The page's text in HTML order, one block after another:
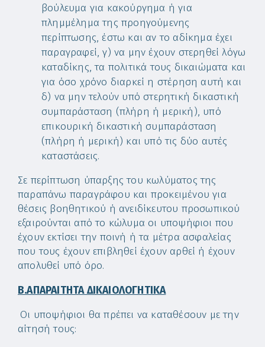
βούλευμα για κακούργημα ή για
πλημμέλημα της προηγούμενης
περίπτωσης, έστω και αν το αδίκημα έχει
παραγραφεί, γ) να μην έχουν στερηθεί λόγω
καταδίκης, τα πολιτικά τους δικαιώματα και
για όσο χρόνο διαρκεί η στέρηση αυτή και
δ) να μην τελούν υπό στερητική δικαστική
συμπαράσταση (πλήρη ή μερική), υπό
επικουρική δικαστική συμπαράσταση
(πλήρη ή μερική) και υπό τις δύο αυτές
καταστάσεις.
Σε περίπτωση ύπαρξης του κωλύματος της
παραπάνω παραγράφου και προκειμένου για
θέσεις βοηθητικού ή ανειδίκευτου προσωπικού
εξαιρούνται από το κώλυμα οι υποψήφιοι που
έχουν εκτίσει την ποινή ή τα μέτρα ασφαλείας
που τους έχουν επιβληθεί έχουν αρθεί ή έχουν
απολυθεί υπό όρο.
Β.ΑΠΑΡΑΙΤΗΤΑ ΔΙΚΑΙΟΛΟΓΗΤΙΚΑ
Οι υποψήφιοι θα πρέπει να καταθέσουν με την
αίτησή τους: